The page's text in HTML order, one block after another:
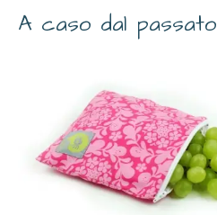
A caso dal passato